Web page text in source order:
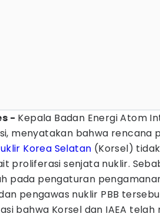
- Kepala Badan Energi Atom
menyatakan bahwa rencana
Korea Selatan (Korsel)
proliferasi senjata nuklir.
pada pengaturan
pengawas nuklir PBB
bahwa Korsel dan IAEA telah